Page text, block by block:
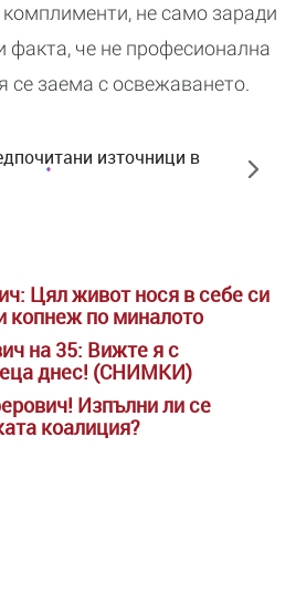
не само заради
факта, че не професионална
се заема с освежаването.
източници в
Цял живот нося в себе си
копнеж по миналото
на 35: Вижте я с
днес! (СНИМКИ)
Изпълни ли се
коалиция?